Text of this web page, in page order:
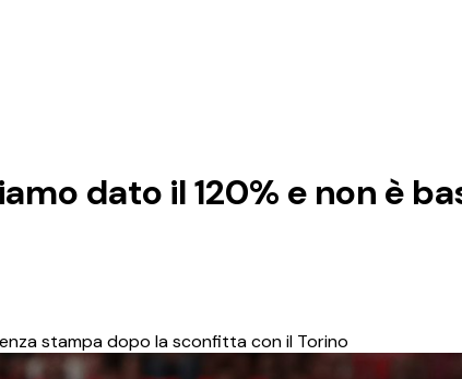
dato il 120% e non è
stampa dopo la sconfitta con il Torino